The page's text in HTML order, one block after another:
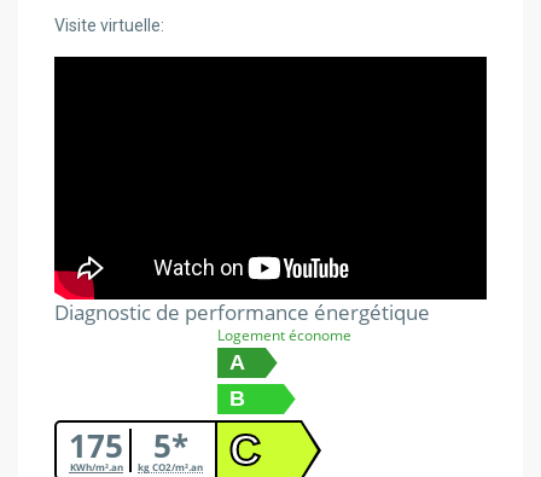
Visite virtuelle:
Diagnostic de performance énergétique
175
KWh/m².an 5*
kg CO2/m².an
Logement économe
A
B
C